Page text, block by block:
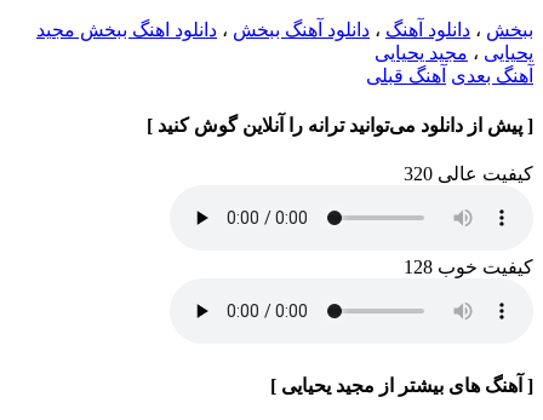
ببخش ، دانلود آهنگ ، دانلود آهنگ ببخش ، دانلود اهنگ ببخش مجید
یحیایی ، مجید یحیایی
آهنگ بعدی آهنگ قبلی
[ پیش از دانلود می‌توانید ترانه را آنلاین گوش کنید ]
کیفیت عالی 320
کیفیت خوب 128
[ آهنگ های بیشتر از مجید یحیایی ]